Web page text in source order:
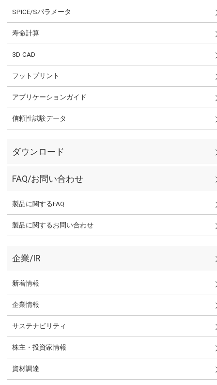
SPICE/Sパラメータ
寿命計算
3D-CAD
フットプリント
アプリケーションガイド
信頼性試験データ
ダウンロード
FAQ/お問い合わせ
製品に関するFAQ
製品に関するお問い合わせ
企業/IR
新着情報
企業情報
サステナビリティ
株主・投資家情報
資材調達